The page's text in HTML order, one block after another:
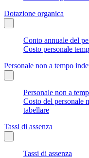
Dotazione organica
Conto annuale del
Costo personale
Personale non a tempo
Personale non a
Costo del personale
tabellare
Tassi di assenza
Tassi di assenza